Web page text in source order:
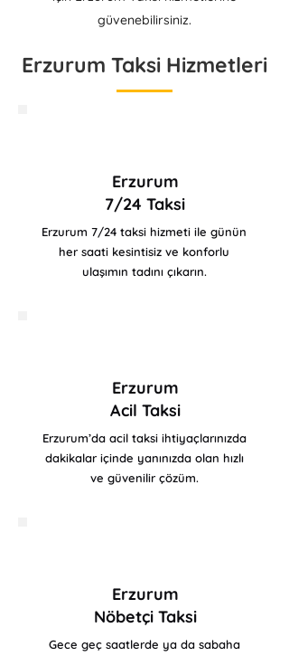
güvenebilirsiniz.
Erzurum Taksi Hizmetleri
Erzurum
7/24 Taksi
Erzurum 7/24 taksi hizmeti ile günün
her saati kesintisiz ve konforlu
ulaşımın tadını çıkarın.
Erzurum
Acil Taksi
Erzurum’da acil taksi ihtiyaçlarınızda
dakikalar içinde yanınızda olan hızlı
ve güvenilir çözüm.
Erzurum
Nöbetçi Taksi
Gece geç saatlerde ya da sabaha